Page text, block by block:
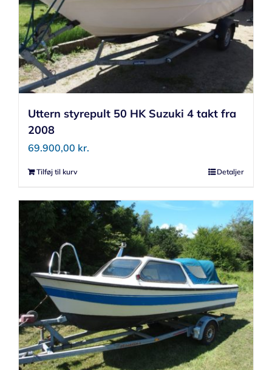
Uttern styrepult 50 HK Suzuki 4 takt fra
2008
69.900,00 kr.
Tilføj til kurv Detaljer